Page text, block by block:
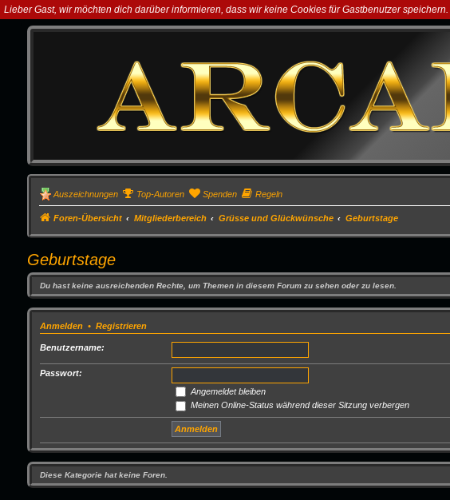
Lieber Gast, wir möchten dich darüber informieren, dass wir keine Cookies für Gastbenutzer
Auszeichnungen Top-Autoren Spenden Regeln
Foren-Übersicht Mitgliederbereich Grüsse und Glückwünsche Geburtstage
Geburtstage
Du hast keine ausreichenden Rechte, um Themen in diesem Forum zu sehen oder zu lesen.
Anmelden• Registrieren
Benutzername:
Passwort:
Angemeldet bleiben
Meinen Online-Status während dieser Sitzung verbergen
Diese Kategorie hat keine Foren.